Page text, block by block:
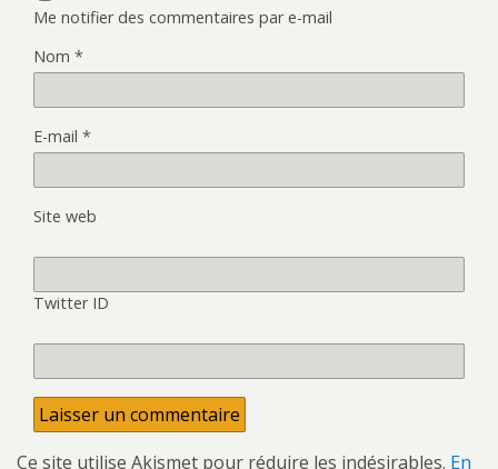
Me notifier des commentaires par e-mail
Nom *
E-mail *
Site web
Twitter ID
Ce site utilise Akismet pour réduire les indésirables. En